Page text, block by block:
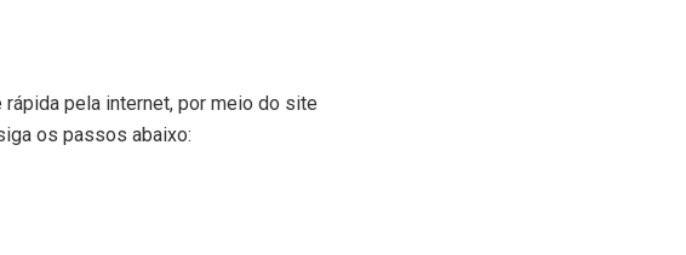
pela internet, por meio do site
os passos abaixo: